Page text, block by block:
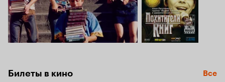
Билеты в кино Все